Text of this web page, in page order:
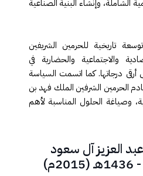
الشاملة، وإنشاء البنية الصناعية
تاريخية للحرمين الشريفين
والاجتماعية والحضارية في
أرقى درجاتها. كما اتسمت السياسة
الحرمين الشرفين الملك فهد بن
وصياغة الحلول المناسبة لأهم
العزيز آل سعود